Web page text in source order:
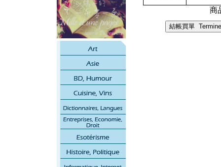
商